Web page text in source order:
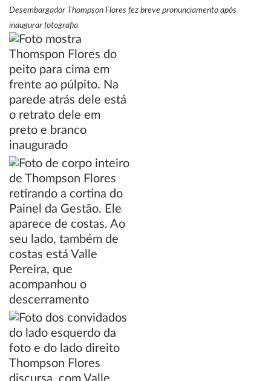
Desembargador Thompson Flores fez breve pronunciamento após
inaugurar fotografia